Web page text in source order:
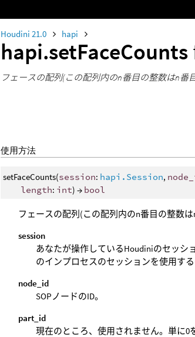
Houdini 21.0 hapi
hapi.setFaceCounts
フェースの配列(この配列内のn番目の整数はn番
使用方法
setFaceCounts(session: hapi.Session,
length: int) → bool
フェースの配列(この配列内のn番目の整数
session
あなたが操作しているHoudiniのセッシ
のインプロセスのセッションを使用す
node_id
SOPノードのID。
part_id
現在のところ、使用されません。単に0